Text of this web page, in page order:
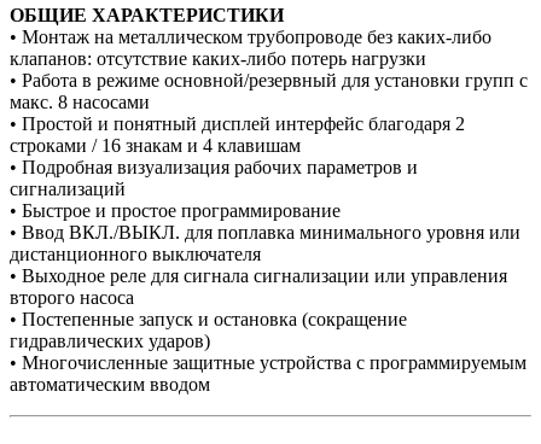
ОБЩИЕ ХАРАКТЕРИСТИКИ
• Монтаж на металлическом трубопроводе без каких-либо
клапанов: отсутствие каких-либо потерь нагрузки
• Работа в режиме основной/резервный для установки групп с
макс. 8 насосами
• Простой и понятный дисплей интерфейс благодаря 2
строками / 16 знакам и 4 клавишам
• Подробная визуализация рабочих параметров и
сигнализаций
• Быстрое и простое программирование
• Ввод ВКЛ./ВЫКЛ. для поплавка минимального уровня или
дистанционного выключателя
• Выходное реле для сигнала сигнализации или управления
второго насоса
• Постепенные запуск и остановка (сокращение
гидравлических ударов)
• Многочисленные защитные устройства с программируемым
автоматическим вводом